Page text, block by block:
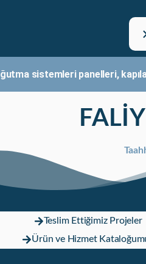
sistemleri panelleri,
Teslim Ettiğimiz Projeler
Ürün ve Hizmet